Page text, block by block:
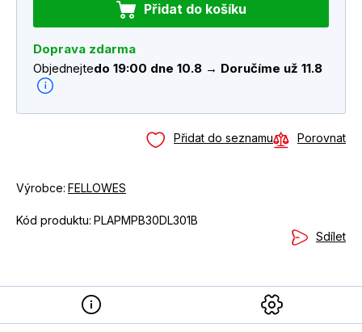
Přidat do košíku
Doprava zdarma
Objednejtedo 19:00 dne 10.8 → Doručíme už 11.8
Přidat do seznamu Porovnat
Výrobce: FELLOWES
Kód produktu: PLAPMPB30DL301B
Sdílet